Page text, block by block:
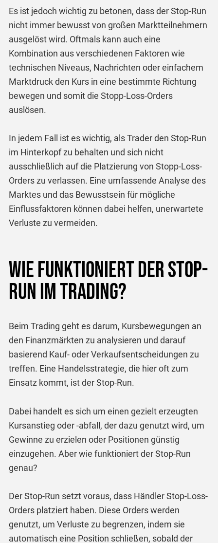
Es ist jedoch wichtig zu betonen, dass der Stop-Run
nicht immer bewusst von großen Marktteilnehmern
ausgelöst wird. Oftmals kann auch eine
Kombination aus verschiedenen Faktoren wie
technischen Niveaus, Nachrichten oder einfachem
Marktdruck den Kurs in eine bestimmte Richtung
bewegen und somit die Stopp-Loss-Orders
auslösen.
In jedem Fall ist es wichtig, als Trader den Stop-Run
im Hinterkopf zu behalten und sich nicht
ausschließlich auf die Platzierung von Stopp-Loss-
Orders zu verlassen. Eine umfassende Analyse des
Marktes und das Bewusstsein für mögliche
Einflussfaktoren können dabei helfen, unerwartete
Verluste zu vermeiden.
Wie funktioniert der Stop-
Run im Trading?
Beim Trading geht es darum, Kursbewegungen an
den Finanzmärkten zu analysieren und darauf
basierend Kauf- oder Verkaufsentscheidungen zu
treffen. Eine Handelsstrategie, die hier oft zum
Einsatz kommt, ist der Stop-Run.
Dabei handelt es sich um einen gezielt erzeugten
Kursanstieg oder -abfall, der dazu genutzt wird, um
Gewinne zu erzielen oder Positionen günstig
einzugehen. Aber wie funktioniert der Stop-Run
genau?
Der Stop-Run setzt voraus, dass Händler Stop-Loss-
Orders platziert haben. Diese Orders werden
genutzt, um Verluste zu begrenzen, indem sie
automatisch eine Position schließen, sobald der